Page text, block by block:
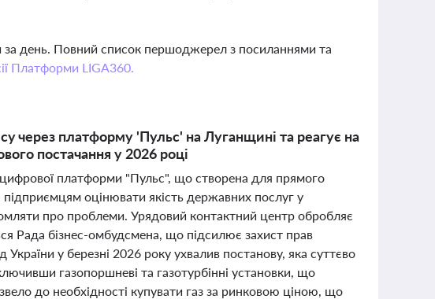
за день. Повний список першоджерел з посиланнями та
Платформи LIGA360.
через платформу 'Пульс' на Луганщині та реагує на
постачання у 2026 році
платформи "Пульс", що створена для прямого
оцінювати якість державних послуг у
про проблеми. Урядовий контактний центр обробляє
Рада бізнес-омбудсмена, що підсилює захист прав
у березні 2026 року ухвалив постанову, яка суттєво
газопоршневі та газотурбінні установки, що
до необхідності купувати газ за ринковою ціною, що